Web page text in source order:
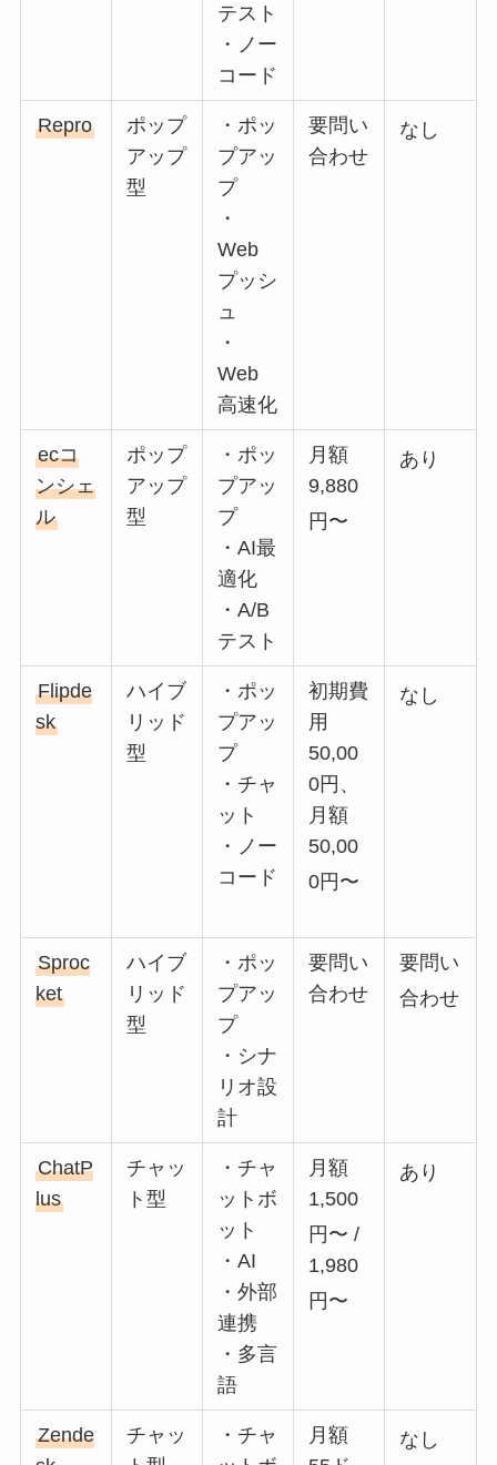
テスト
・ノー
コード
Repro
ポップ
アップ
型
・ポッ
プアッ
プ
・
Web
プッシ
ュ
・
Web
高速化
要問い
合わせ
なし
ecコ
ンシェ
ル
ポップ
アップ
型
・ポッ
プアッ
プ
・AI最
適化
・A/B
テスト
月額
9,880
円〜
あり
Flipde
sk
ハイブ
リッド
型
・ポッ
プアッ
プ
・チャ
ット
・ノー
コード
初期費
用
50,00
0円、
月額
50,00
0円〜
なし
Sproc
ket
ハイブ
リッド
型
・ポッ
プアッ
プ
・シナ
リオ設
計
要問い
合わせ
要問い
合わせ
ChatP
lus
チャッ
ト型
・チャ
ットボ
ット
・AI
・外部
連携
・多言
語
月額
1,500
円〜/
1,980
円〜
あり
Zende
チャッ
・チャ
月額
なし